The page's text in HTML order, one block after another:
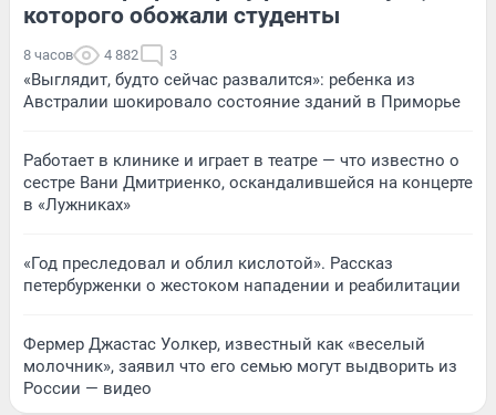
которого обожали студенты
8 часов 4 882 3
«Выглядит, будто сейчас развалится»: ребенка из
Австралии шокировало состояние зданий в Приморье
Работает в клинике и играет в театре — что известно о
сестре Вани Дмитриенко, оскандалившейся на концерте
в «Лужниках»
«Год преследовал и облил кислотой». Рассказ
петербурженки о жестоком нападении и реабилитации
Фермер Джастас Уолкер, известный как «веселый
молочник», заявил что его семью могут выдворить из
России — видео